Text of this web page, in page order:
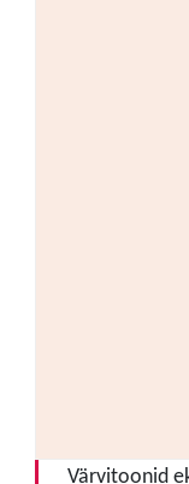
Värvitoonid